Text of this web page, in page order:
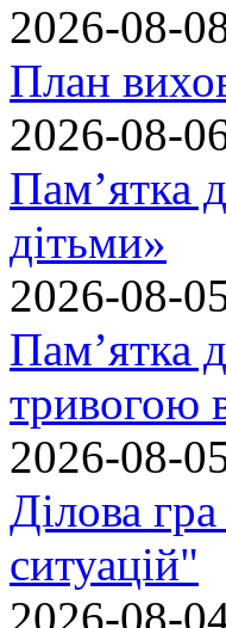
2026-08-
План
2026-08-
Пам’ятка
дітьми»
2026-08-
Пам’ятка
тривогою
2026-08-
Ділова
ситуацій"